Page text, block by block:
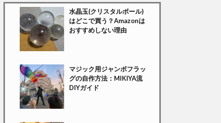
水晶玉(クリスタルボール)
はどこで買う？Amazonは
おすすめしない理由
マジック用ジャンボフラッ
グの自作方法：MIKIYA流
DIYガイド